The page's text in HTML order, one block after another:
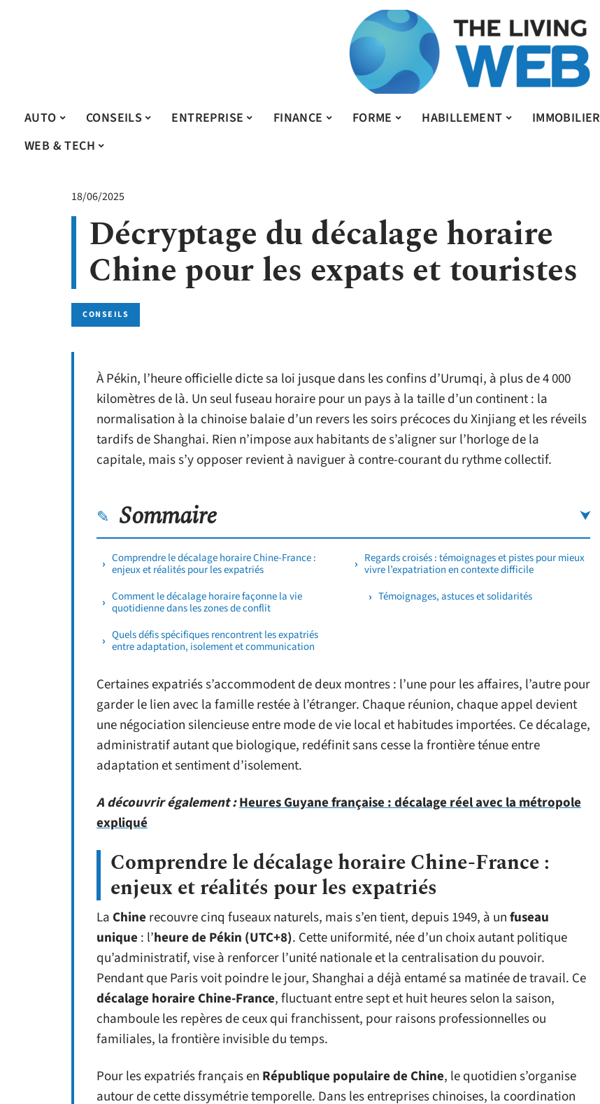
AUTO CONSEILS ENTREPRISE FINANCE FORME HABILLEMENT IMMOBILIER
WEB & TECH
18/06/2025
Décryptage du décalage horaire
Chine pour les expats et touristes
CONSEILS
À Pékin, l’heure officielle dicte sa loi jusque dans les confins d’Urumqi, à plus de 4 000
kilomètres de là. Un seul fuseau horaire pour un pays à la taille d’un continent : la
normalisation à la chinoise balaie d’un revers les soirs précoces du Xinjiang et les réveils
tardifs de Shanghai. Rien n’impose aux habitants de s’aligner sur l’horloge de la
capitale, mais s’y opposer revient à naviguer à contre-courant du rythme collectif.
Sommaire
Comprendre le décalage horaire Chine-France :
enjeux et réalités pour les expatriés
Comment le décalage horaire façonne la vie
quotidienne dans les zones de conflit
Quels défis spécifiques rencontrent les expatriés
entre adaptation, isolement et communication
Regards croisés : témoignages et pistes pour mieux
vivre l’expatriation en contexte difficile
Témoignages, astuces et solidarités
Certaines expatriés s’accommodent de deux montres : l’une pour les affaires, l’autre pour
garder le lien avec la famille restée à l’étranger. Chaque réunion, chaque appel devient
une négociation silencieuse entre mode de vie local et habitudes importées. Ce décalage,
administratif autant que biologique, redéfinit sans cesse la frontière ténue entre
adaptation et sentiment d’isolement.
A découvrir également :Heures Guyane française : décalage réel avec la métropole
expliqué
Comprendre le décalage horaire Chine-France :
enjeux et réalités pour les expatriés
La Chine recouvre cinq fuseaux naturels, mais s’en tient, depuis 1949, à unfuseau
unique : l’heure de Pékin (UTC+8). Cette uniformité, née d’un choix autant politique
qu’administratif, vise à renforcer l’unité nationale et la centralisation du pouvoir.
Pendant que Paris voit poindre le jour, Shanghai a déjà entamé sa matinée de travail. Ce
décalage horaire Chine-France, fluctuant entre sept et huit heures selon la saison,
chamboule les repères de ceux qui franchissent, pour raisons professionnelles ou
familiales, la frontière invisible du temps.
Pour les expatriés français en République populaire de Chine, le quotidien s’organise
autour de cette dissymétrie temporelle. Dans les entreprises chinoises, la coordination